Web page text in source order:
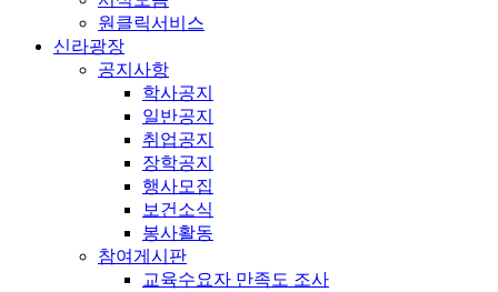
원클릭서비스
신라광장
공지사항
학사공지
일반공지
취업공지
장학공지
행사모집
보건소식
봉사활동
참여게시판
교육수요자 만족도 조사